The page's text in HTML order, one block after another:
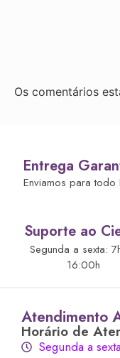
Os comentários
Entrega
Enviamos para todo
Suporte ao
Segunda a sexta:
16:00h
Atendimento
Horário de
Segunda a